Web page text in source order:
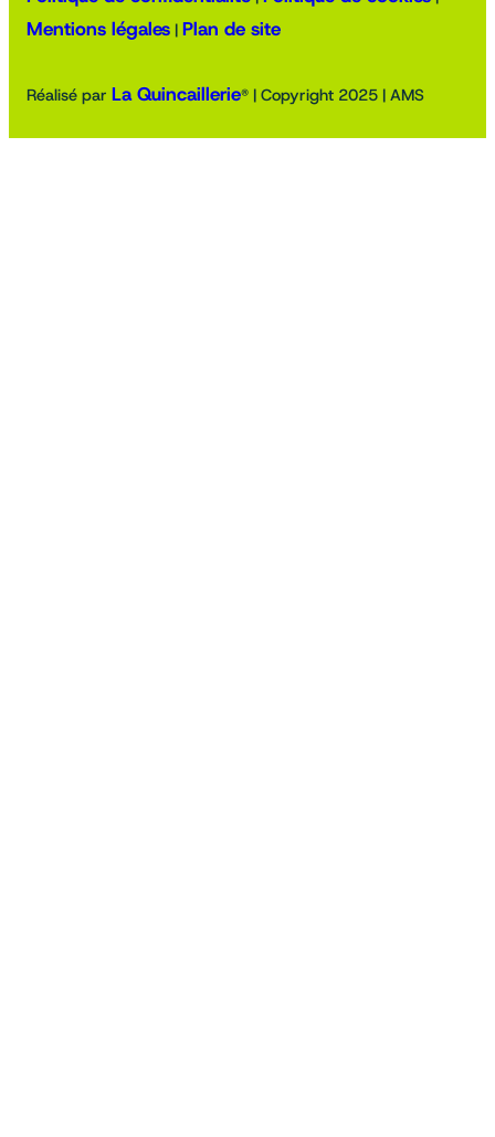
Mentions légales | Plan de site
Réalisé par La Quincaillerie® | Copyright 2025 | AMS